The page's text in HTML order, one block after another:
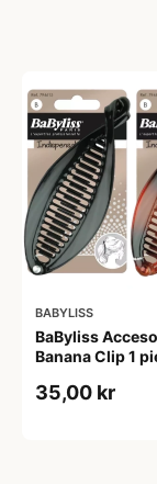
BABYLISS
BaByliss
Banana Clip 1
35,00 kr